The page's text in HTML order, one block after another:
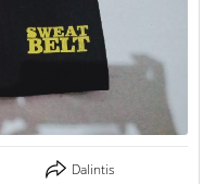
Dalintis